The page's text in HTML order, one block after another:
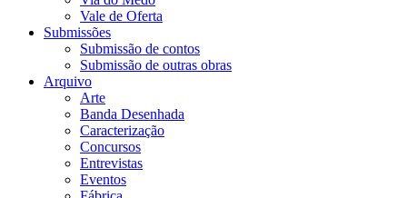
Vale de Oferta
Submissões
Submissão de contos
Submissão de outras obras
Arquivo
Arte
Banda Desenhada
Caracterização
Concursos
Entrevistas
Eventos